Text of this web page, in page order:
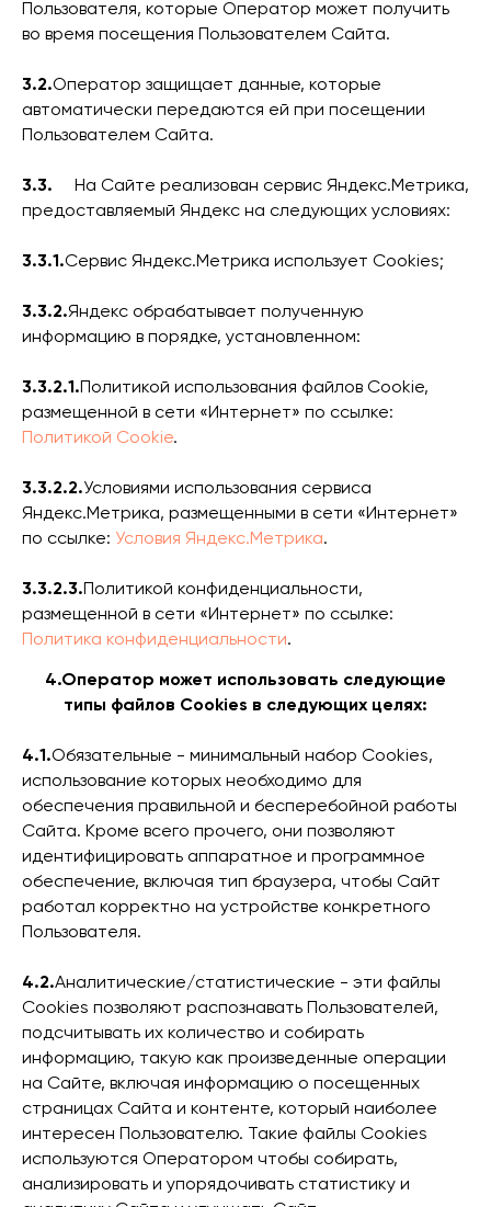
Пользователя, которые Оператор может получить
во время посещения Пользователем Сайта.
3.2.Оператор защищает данные, которые
автоматически передаются ей при посещении
Пользователем Сайта.
3.3. На Сайте реализован сервис Яндекс.Метрика,
предоставляемый Яндекс на следующих условиях:
3.3.1.Сервис Яндекс.Метрика использует Cookies;
3.3.2.Яндекс обрабатывает полученную
информацию в порядке, установленном:
3.3.2.1.Политикой использования файлов Cookie,
размещенной в сети «Интернет» по ссылке:
Политикой Cookie.
3.3.2.2.Условиями использования сервиса
Яндекс.Метрика, размещенными в сети «Интернет»
по ссылке: Условия Яндекс.Метрика.
3.3.2.3.Политикой конфиденциальности,
размещенной в сети «Интернет» по ссылке:
Политика конфиденциальности.
4.Оператор может использовать следующие
типы файлов Сookies в следующих целях:
4.1.Обязательные - минимальный набор Cookies,
использование которых необходимо для
обеспечения правильной и бесперебойной работы
Сайта. Кроме всего прочего, они позволяют
идентифицировать аппаратное и программное
обеспечение, включая тип браузера, чтобы Сайт
работал корректно на устройстве конкретного
Пользователя.
4.2.Аналитические/статистические - эти файлы
Cookies позволяют распознавать Пользователей,
подсчитывать их количество и собирать
информацию, такую как произведенные операции
на Сайте, включая информацию о посещенных
страницах Сайта и контенте, который наиболее
интересен Пользователю. Такие файлы Cookies
используются Оператором чтобы собирать,
анализировать и упорядочивать статистику и